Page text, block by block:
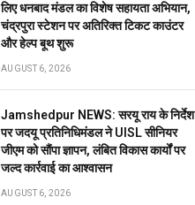
लिए धनबाद मंडल का विशेष सहायता अभियान,
चंद्रपुरा स्टेशन पर अतिरिक्त टिकट काउंटर
और हेल्प बूथ शुरू
AUGUST 6, 2026
Jamshedpur NEWS: सरयू राय के निर्देश
पर जदयू प्रतिनिधिमंडल ने UISL सीनियर
जीएम को सौंपा ज्ञापन, लंबित विकास कार्यों पर
जल्द कार्रवाई का आश्वासन
AUGUST 6, 2026